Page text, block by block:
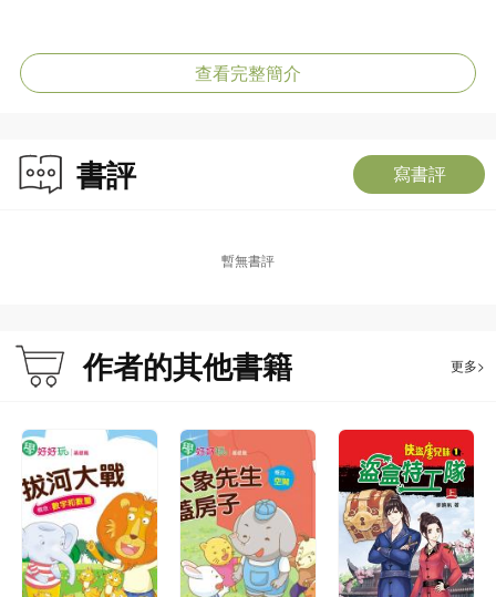
笑，其情節的出人意表（出自兒童品性的純真）令人不由讚歎其構思之獨特巧
妙，因此其作品一直受到讀者的追捧。本系列是麥曉帆歇筆兩年後的力作。從寫
4.本系列的故事背景和人物雖然是古代的，但由於作者善於以輕鬆的文字來敘
述，因此讀來沒有一般歷史故事那種久遠的距離感。故事中既有行俠仗義的元
麥曉帆，青少年文學作家。作品反映青少年生活，主題積極向上，寫作風格風趣
幽默。十六歲成為報紙兒童故事專欄「欄主」，十七歲開始寫作出版少年長篇小
個人網址：http://www.makmark.com
查看完整簡介
書評 寫書評
暫無書評
作者的其他書籍 更多>